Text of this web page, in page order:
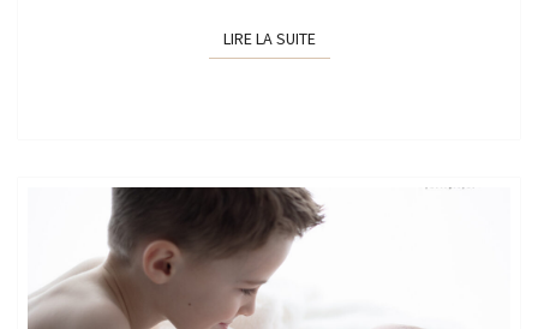
LIRE LA SUITELIRE LA SUITE